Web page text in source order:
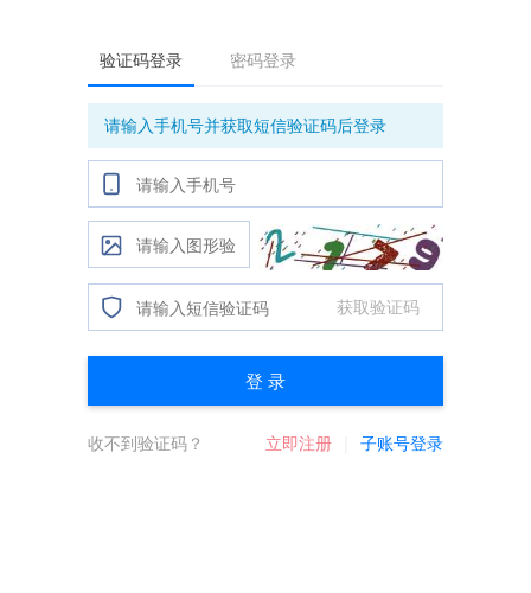
验证码登录 密码登录
请输入手机号并获取短信验证码后登录
获取验证码
登 录
收不到验证码？ 立即注册 子账号登录